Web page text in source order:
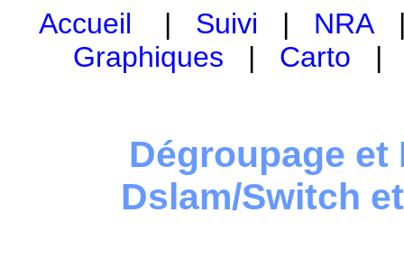
Accueil | Suivi | NRA
Graphiques | Carto
Dégroupage et
Dslam/Switch